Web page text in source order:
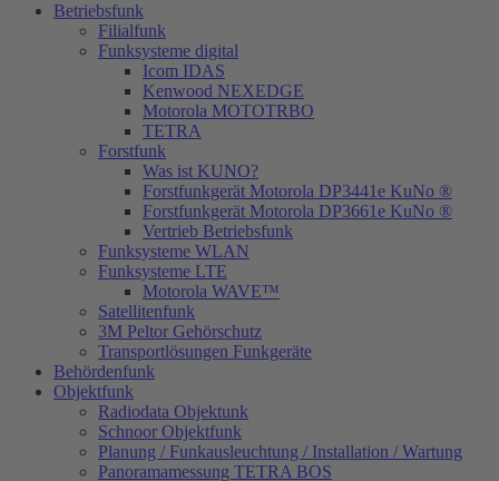
Betriebsfunk
Filialfunk
Funksysteme digital
Icom IDAS
Kenwood NEXEDGE
Motorola MOTOTRBO
TETRA
Forstfunk
Was ist KUNO?
Forstfunkgerät Motorola DP3441e KuNo ®
Forstfunkgerät Motorola DP3661e KuNo ®
Vertrieb Betriebsfunk
Funksysteme WLAN
Funksysteme LTE
Motorola WAVE™
Satellitenfunk
3M Peltor Gehörschutz
Transportlösungen Funkgeräte
Behördenfunk
Objektfunk
Radiodata Objektunk
Schnoor Objektfunk
Planung / Funkausleuchtung / Installation / Wartung
Panoramamessung TETRA BOS